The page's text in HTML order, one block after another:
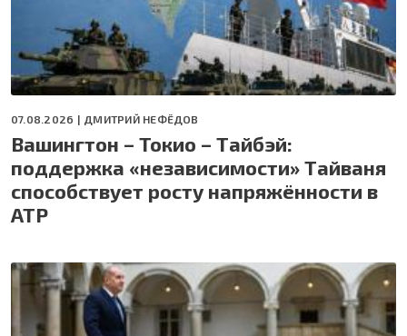
07.08.2026 | ДМИТРИЙ НЕФЁДОВ
Вашингтон – Токио – Тайбэй:
поддержка «независимости» Тайваня
способствует росту напряжённости в
АТР